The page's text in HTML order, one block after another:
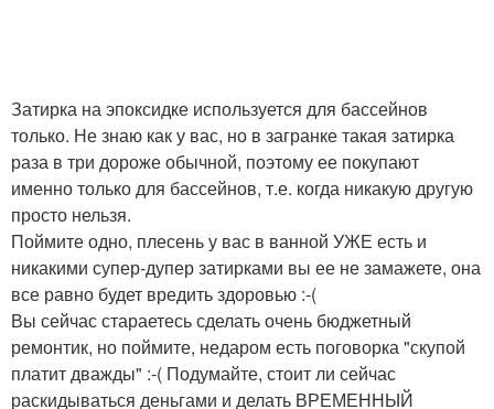
Затирка на эпоксидке используется для бассейнов
только. Не знаю как у вас, но в загранке такая затирка
раза в три дороже обычной, поэтому ее покупают
именно только для бассейнов, т.е. когда никакую другую
просто нельзя.
Поймите одно, плесень у вас в ванной УЖЕ есть и
никакими супер-дупер затирками вы ее не замажете, она
все равно будет вредить здоровью :-(
Вы сейчас стараетесь сделать очень бюджетный
ремонтик, но поймите, недаром есть поговорка "скупой
платит дважды" :-( Подумайте, стоит ли сейчас
раскидываться деньгами и делать ВРЕМЕННЫЙ